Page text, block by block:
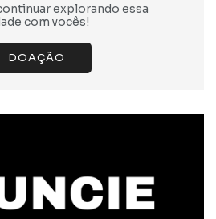
explorando essa
com vocês!
DOAÇÃO